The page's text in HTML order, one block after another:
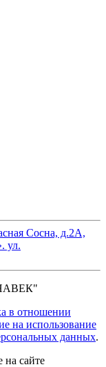
Сосна, д.2А,
ул.
в отношении
на использование
данных.
сайте